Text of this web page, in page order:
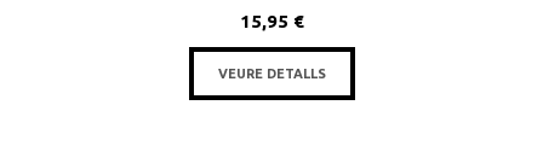
15,95 €
VEURE DETALLS